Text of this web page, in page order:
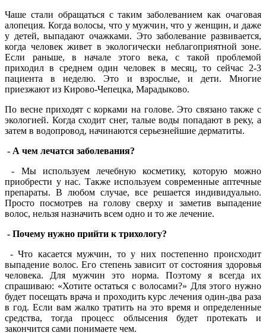
Чаше стали обращаться с таким заболеванием как очаговая
алопеция. Когда волосы, что у мужчин, что у женщин, и даже
у детей, выпадают очажками. Это заболевание развивается,
когда человек живет в экологически неблагоприятной зоне.
Если раньше, в начале этого века, с такой проблемой
приходил в среднем один человек в месяц, то сейчас 2-3
пациента в неделю. Это и взрослые, и дети. Многие
приезжают из Кирово-Чепецка, Марадыково.
По весне приходят с корками на голове. Это связано также с
экологией. Когда сходит снег, талые воды попадают в реку, а
затем в водопровод, начинаются серьезнейшие дерматиты.
- А чем лечатся заболевания?
- Мы используем лечебную косметику, которую можно
приобрести у нас. Также используем современные аптечные
препараты. В любом случае, все решается индивидуально.
Просто посмотрев на голову сверху и заметив выпадение
волос, нельзя назначить всем одно и то же лечение.
- Почему нужно прийти к трихологу?
- Что касается мужчин, то у них постепенно происходит
выпадение волос. Его степень зависит от состояния здоровья
человека. Для мужчин это норма. Поэтому я всегда их
спрашиваю: «Хотите остаться с волосами?» Для этого нужно
будет посещать врача и проходить курс лечения один-два раза
в год. Если вам жалко тратить на это время и определенные
средства, тогда процесс облысения будет протекать и
закончится сами понимаете чем.